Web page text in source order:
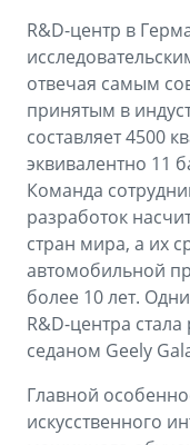
R&D-центр в
отвечая самым
принятым в
составляет 4500
эквивалентно 11
Команда
разработок
стран мира, а их
автомобильной
более 10 лет.
R&D-центра
седаном Geely
Главной
искусственного